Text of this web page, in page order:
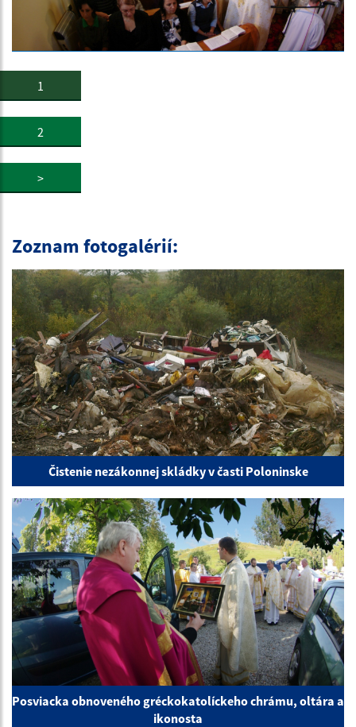
1
2
>
Zoznam fotogalérií:
Čistenie nezákonnej skládky v časti Poloninske
Posviacka obnoveného gréckokatolíckeho chrámu, oltára a
ikonosta